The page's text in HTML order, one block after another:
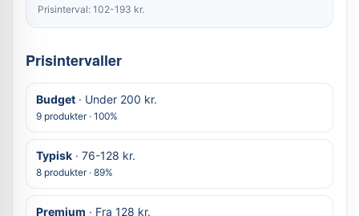
Prisinterval: 102-193 kr.
Prisintervaller
Budget · Under 200 kr.
9 produkter · 100%
Typisk · 76-128 kr.
8 produkter · 89%
Premium · Fra 128 kr.